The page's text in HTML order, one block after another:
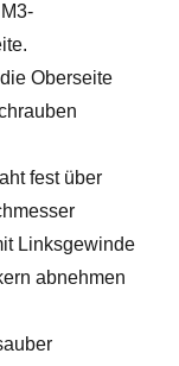
Oberseite
fest über
Linksgewinde
abnehmen